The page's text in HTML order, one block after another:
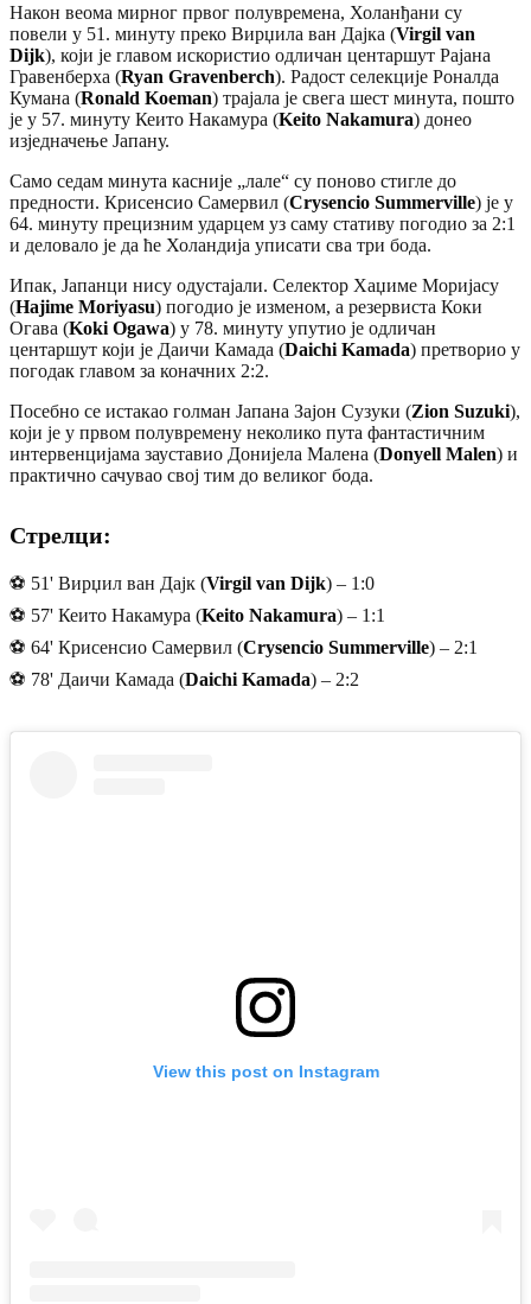
Након веома мирног првог полувремена, Холанђани су
повели у 51. минуту преко Вирџила ван Дајка (Virgil van
Dijk), који је главом искористио одличан центаршут Рајана
Гравенберха (Ryan Gravenberch). Радост селекције Роналда
Кумана (Ronald Koeman) трајала је свега шест минута, пошто
је у 57. минуту Кеито Накамура (Keito Nakamura) донео
изједначење Јапану.
Само седам минута касније „лале“ су поново стигле до
предности. Крисенсио Самервил (Crysencio Summerville) је у
64. минуту прецизним ударцем уз саму стативу погодио за 2:1
и деловало је да ће Холандија уписати сва три бода.
Ипак, Јапанци нису одустајали. Селектор Хаџиме Моријасу
(Hajime Moriyasu) погодио је изменом, а резервиста Коки
Огава (Koki Ogawa) у 78. минуту упутио је одличан
центаршут који је Даичи Камада (Daichi Kamada) претворио у
погодак главом за коначних 2:2.
Посебно се истакао голман Јапана Зајон Сузуки (Zion Suzuki),
који је у првом полувремену неколико пута фантастичним
интервенцијама зауставио Донијела Малена (Donyell Malen) и
практично сачувао свој тим до великог бода.
Стрелци:
⚽ 51' Вирџил ван Дајк (Virgil van Dijk) – 1:0
⚽ 57' Кеито Накамура (Keito Nakamura) – 1:1
⚽ 64' Крисенсио Самервил (Crysencio Summerville) – 2:1
⚽ 78' Даичи Камада (Daichi Kamada) – 2:2
View this post on Instagram